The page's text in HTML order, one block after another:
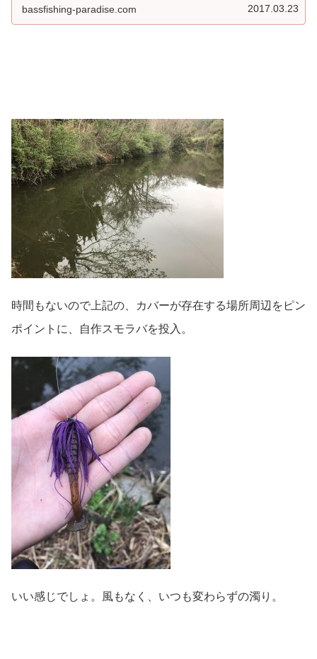
bassfishing-paradise.com 2017.03.23
時間もないので上記の、カバーが存在する場所周辺をピン
ポイントに、自作スモラバを投入。
いい感じでしょ。風もなく、いつも変わらずの濁り。